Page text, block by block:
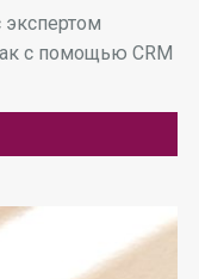
с помощью CRM